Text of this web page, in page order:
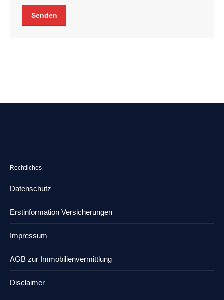
Senden
Rechtliches
Datenschutz
Erstinformation Versicherungen
Impressum
AGB zur Immobilienvermittlung
Disclaimer